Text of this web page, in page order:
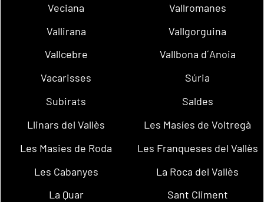
Veciana
Vallromanes
Vallirana
Vallgorguina
Vallcebre
Vallbona d´Anoia
Vacarisses
Súria
Subirats
Saldes
Llinars del Vallès
Les Masíes de Voltregà
Les Masies de Roda
Les Franqueses del Vallès
Les Cabanyes
La Roca del Vallès
La Quar
Sant Climent